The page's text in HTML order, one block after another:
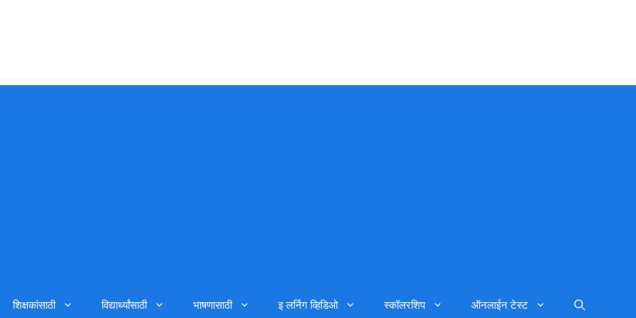
शिक्षकांसाठी विद्यार्थ्यांसाठी भाषणासाठी इ लर्निग व्हिडिओ स्कॉलरशिप ऑनलाईन टेस्ट